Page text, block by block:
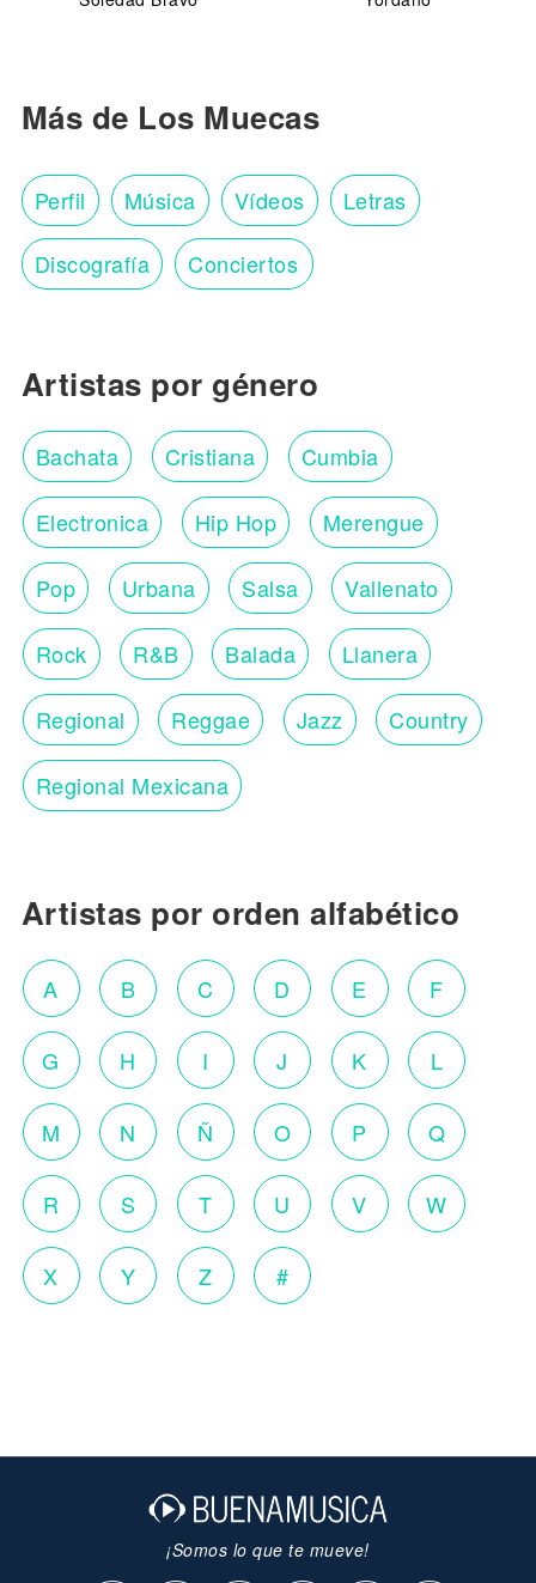
Más de Los Muecas
Perfil Música Vídeos Letras
Discografía Conciertos
Artistas por género
Bachata Cristiana Cumbia
Electronica Hip Hop Merengue
Pop Urbana Salsa Vallenato
Rock R&B Balada Llanera
Regional Reggae Jazz Country
Regional Mexicana
Artistas por orden alfabético
A B C D E F
G H I J K L
M N Ñ O P Q
R S T U V W
X Y Z #
¡Somos lo que te mueve!